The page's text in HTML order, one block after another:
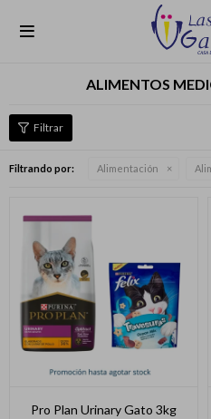

ALIMENTOS
Filtrando por: Alimentación
Pro Plan Urinary Gato 3kg